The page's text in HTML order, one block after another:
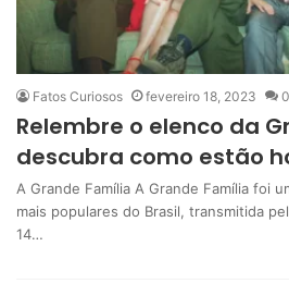
Fatos Curiosos fevereiro 18, 2023 0
Relembre o elenco da
descubra como estão
A Grande Família A Grande Família foi
mais populares do Brasil, transmitida
14…